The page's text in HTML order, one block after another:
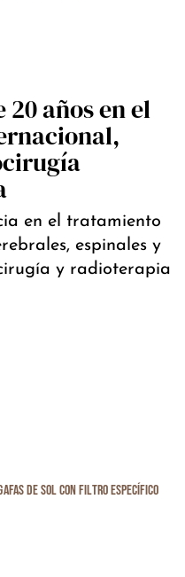
años en el
en el tratamiento
espinales y
y radioterapia